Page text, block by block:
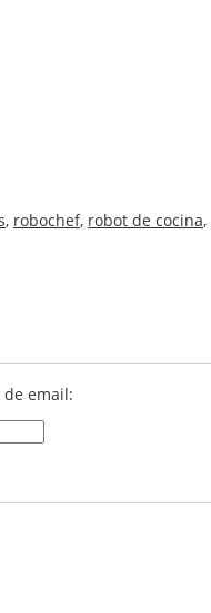
, robochef, robot de cocina,
email: